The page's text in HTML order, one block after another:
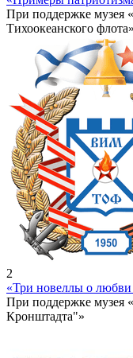
При поддержке музея
Тихоокеанского
2
«Три новеллы о
При поддержке
Кронштадта"»